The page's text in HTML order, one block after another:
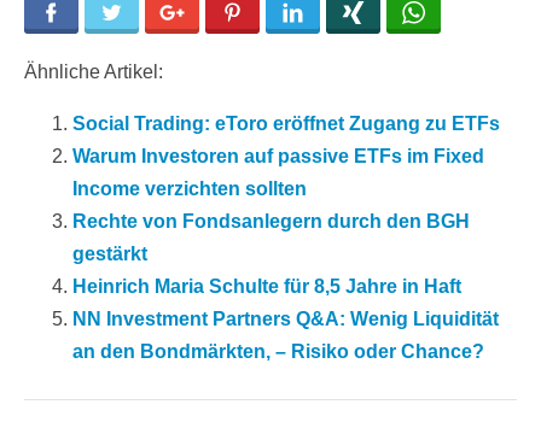
Facebook Twitter Google+ Pinterest LinkedIn
Ähnliche Artikel:
Social Trading: eToro eröffnet Zugang zu ETFs
Warum Investoren auf passive ETFs im Fixed
Income verzichten sollten
Rechte von Fondsanlegern durch den BGH
gestärkt
Heinrich Maria Schulte für 8,5 Jahre in Haft
NN Investment Partners Q&A: Wenig Liquidität
an den Bondmärkten, – Risiko oder Chance?